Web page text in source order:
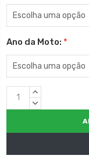
Ano da Moto: *
EstoqueQUANTIDADE
CRESCENTE:
QUANTIDADE